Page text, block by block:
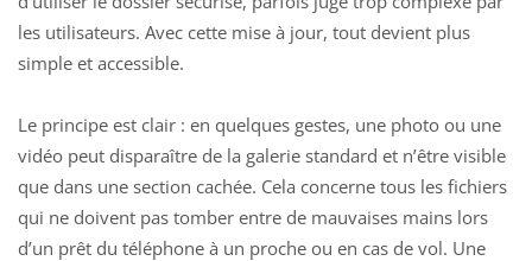
les utilisateurs. Avec cette mise à jour, tout devient plus
simple et accessible.
Le principe est clair : en quelques gestes, une photo ou une
vidéo peut disparaître de la galerie standard et n’être visible
que dans une section cachée. Cela concerne tous les fichiers
qui ne doivent pas tomber entre de mauvaises mains lors
d’un prêt du téléphone à un proche ou en cas de vol. Une